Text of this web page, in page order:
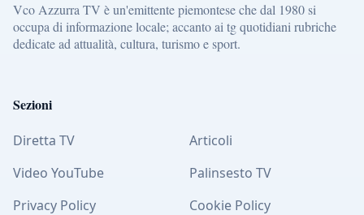
Vco Azzurra TV è un'emittente piemontese che dal 1980 si
occupa di informazione locale; accanto ai tg quotidiani rubriche
dedicate ad attualità, cultura, turismo e sport.
Sezioni
Diretta TV
Articoli
Video YouTube
Palinsesto TV
Privacy Policy
Cookie Policy